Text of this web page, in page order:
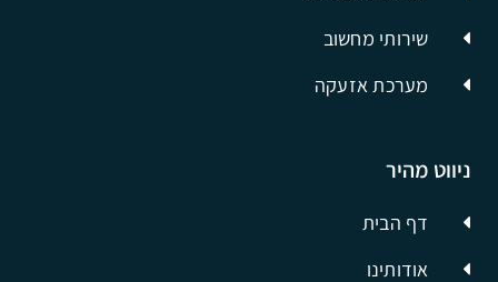
ניווט מהיר
דף הבית
אודותינו
שירותי מחשוב
מערכת אזעקה